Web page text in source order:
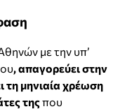
με την υπ’
, απαγορεύει στην
τη μηνιαία χρέωση
τηςπου